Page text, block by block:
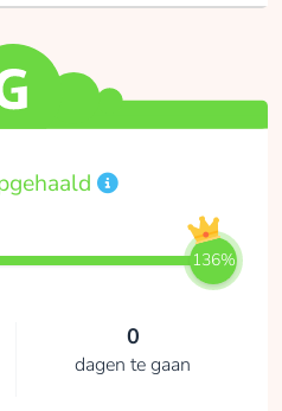
136%
0
dagen te gaan